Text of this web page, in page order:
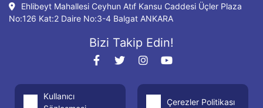
Ehlibeyt Mahallesi Ceyhun Atıf Kansu Caddesi Üçler Plaza
No:126 Kat:2 Daire No:3-4 Balgat ANKARA
Bizi Takip Edin!
Kullanıcı
Çerezler Politikası